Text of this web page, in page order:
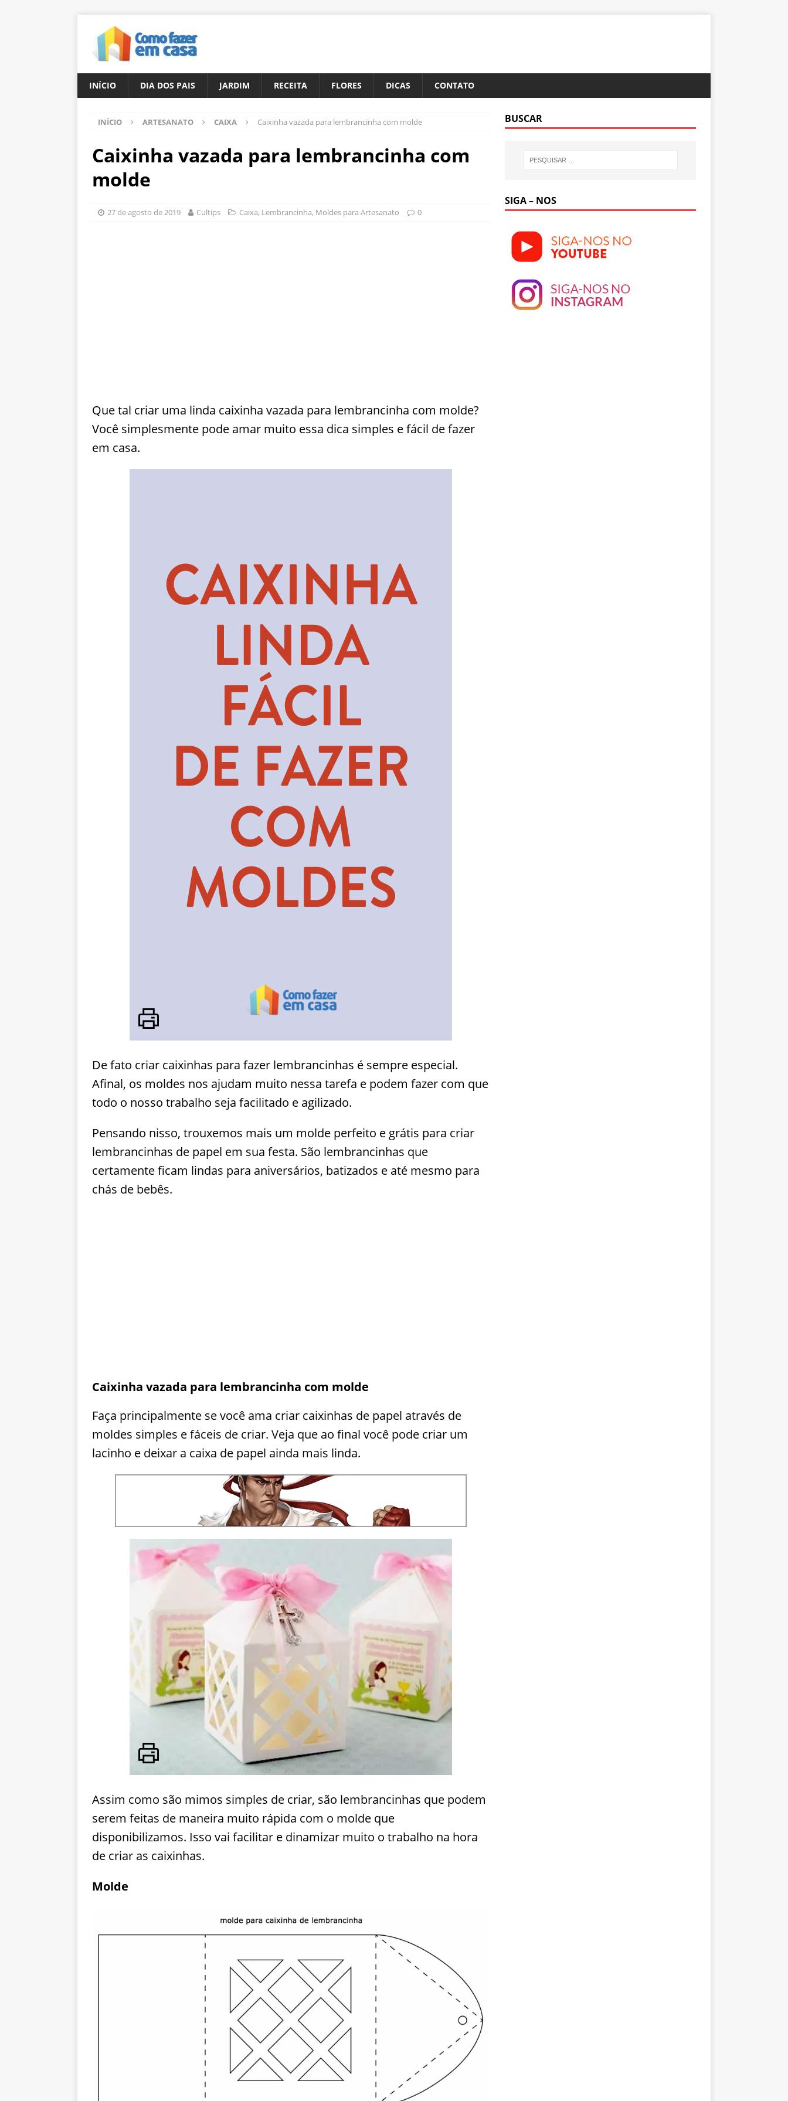
INÍCIO DIA DOS PAIS JARDIM RECEITA FLORES DICAS CONTATO
INÍCIO ARTESANATO CAIXA Caixinha vazada para lembrancinha com molde
Caixinha vazada para lembrancinha com
molde
27 de agosto de 2019 Cultips Caixa, Lembrancinha, Moldes para Artesanato 0
Que tal criar uma linda caixinha vazada para lembrancinha com molde?
Você simplesmente pode amar muito essa dica simples e fácil de fazer
em casa.
De fato criar caixinhas para fazer lembrancinhas é sempre especial.
Afinal, os moldes nos ajudam muito nessa tarefa e podem fazer com que
todo o nosso trabalho seja facilitado e agilizado.
Pensando nisso, trouxemos mais um molde perfeito e grátis para criar
lembrancinhas de papel em sua festa. São lembrancinhas que
certamente ficam lindas para aniversários, batizados e até mesmo para
chás de bebês.
Caixinha vazada para lembrancinha com molde
Faça principalmente se você ama criar caixinhas de papel através de
moldes simples e fáceis de criar. Veja que ao final você pode criar um
lacinho e deixar a caixa de papel ainda mais linda.
Assim como são mimos simples de criar, são lembrancinhas que podem
serem feitas de maneira muito rápida com o molde que
disponibilizamos. Isso vai facilitar e dinamizar muito o trabalho na hora
de criar as caixinhas.
Molde
BUSCAR
SIGA – NOS